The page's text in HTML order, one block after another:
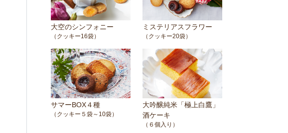
大空のシンフォニー
（クッキー16袋）
ミステリアスフラワー
（クッキー20袋）
サマーBOX４種
（クッキー５袋～10袋）
大吟醸純米「極上白鷹」
酒ケーキ
（６個入り）